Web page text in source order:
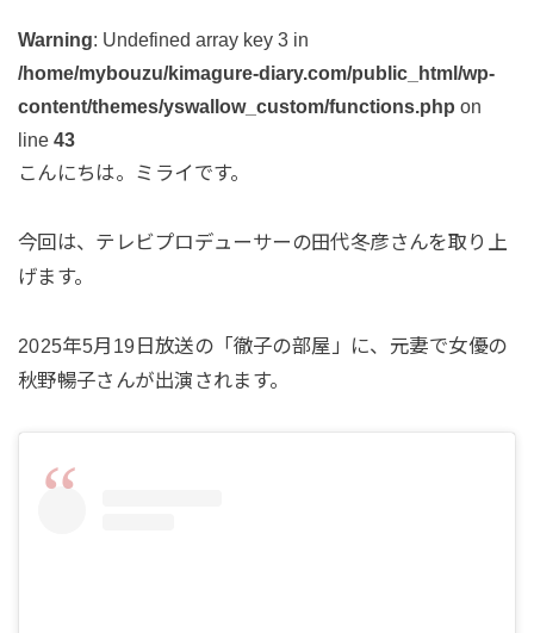
Warning: Undefined array key 3 in
/home/mybouzu/kimagure-diary.com/public_html/wp-
content/themes/yswallow_custom/functions.php on
line 43
こんにちは。ミライです。
今回は、テレビプロデューサーの田代冬彦さんを取り上
げます。
2025年5月19日放送の「徹子の部屋」に、元妻で女優の
秋野暢子さんが出演されます。